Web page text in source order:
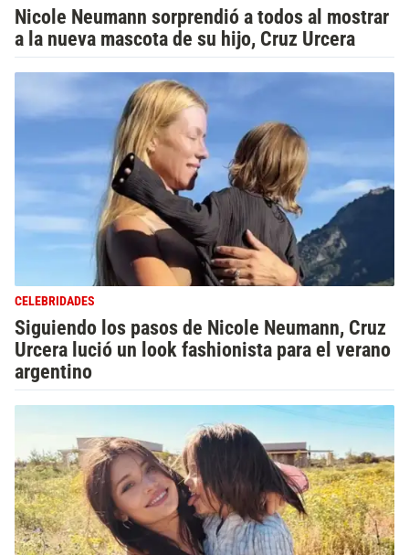
Nicole Neumann sorprendió a todos al mostrar
a la nueva mascota de su hijo, Cruz Urcera
CELEBRIDADES
Siguiendo los pasos de Nicole Neumann, Cruz
Urcera lució un look fashionista para el verano
argentino